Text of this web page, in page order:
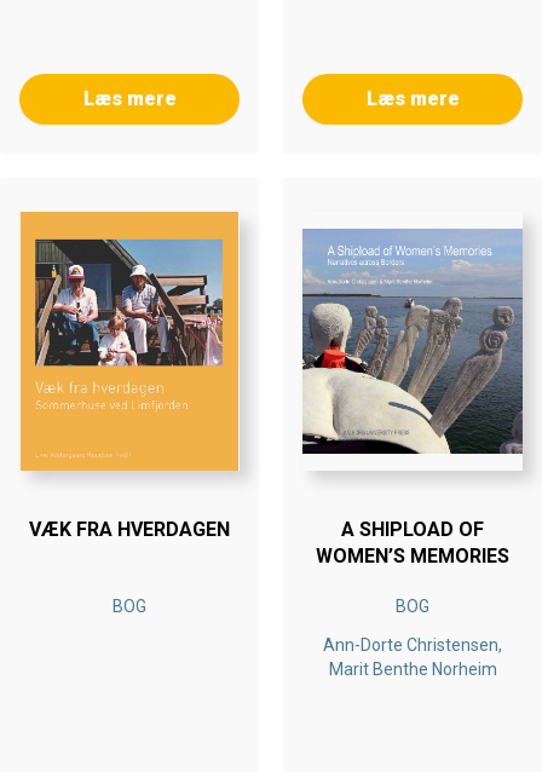
Læs mere Læs mere
VÆK FRA HVERDAGEN
BOG
A SHIPLOAD OF
WOMEN’S MEMORIES
BOG
Ann-Dorte Christensen,
Marit Benthe Norheim